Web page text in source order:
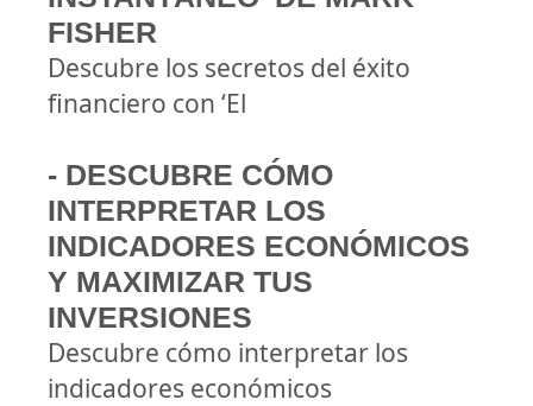
FISHER
Descubre los secretos del éxito
financiero con ‘El
- DESCUBRE CÓMO
INTERPRETAR LOS
INDICADORES ECONÓMICOS
Y MAXIMIZAR TUS
INVERSIONES
Descubre cómo interpretar los
indicadores económicos